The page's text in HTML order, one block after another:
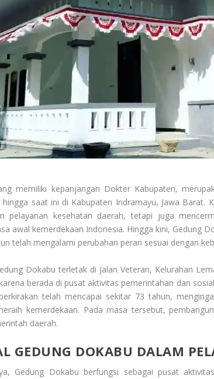
memiliki kepanjangan Dokter Kabupaten,
saat ini di Kabupaten Indramayu, Jawa Barat.
pelayanan kesehatan daerah, tetapi juga
awal kemerdekaan Indonesia. Hingga kini, Gedung
telah mengalami perubahan peran sesuai dengan
Dokabu terletak di Jalan Veteran, Kelurahan
berada di pusat aktivitas pemerintahan dan
telah mencapai sekitar 73 tahun,
kemerdekaan. Pada masa tersebut,
daerah.
GEDUNG DOKABU DALAM
Gedung Dokabu berfungsi sebagai pusat